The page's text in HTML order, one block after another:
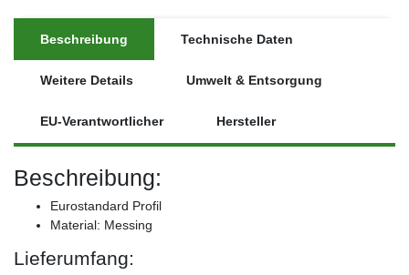
Beschreibung Technische Daten
Weitere Details Umwelt & Entsorgung
EU-Verantwortlicher Hersteller
Beschreibung:
Eurostandard Profil
Material: Messing
Lieferumfang: